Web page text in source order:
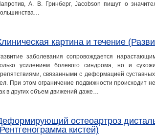
А. В. Гринберг, Jacobson пишут о
картина и течение
заболевания сопровождается
усилением болевого синдрома, но и
связанными с деформацией
При этом ограничение подвижности происходит
в других объем движений даже…
остеоартроз
кистей)